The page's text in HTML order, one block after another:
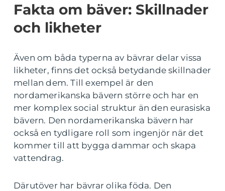
Fakta om bäver: Skillnader
och likheter
Även om båda typerna av bävrar delar vissa
likheter, finns det också betydande skillnader
mellan dem. Till exempel är den
nordamerikanska bävern större och har en
mer komplex social struktur än den eurasiska
bävern. Den nordamerikanska bävern har
också en tydligare roll som ingenjör när det
kommer till att bygga dammar och skapa
vattendrag.
Därutöver har bävrar olika föda. Den